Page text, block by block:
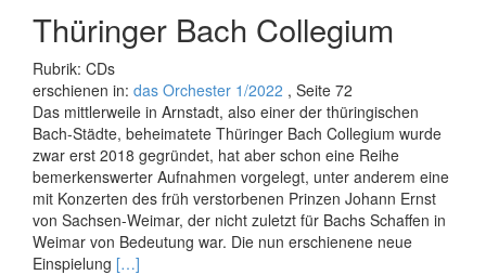
Thüringer Bach Collegium
Rubrik: CDs
erschienen in: das Orchester 1/2022 , Seite 72
Das mittlerweile in Arnstadt, also einer der thüringischen
Bach-Städte, beheimatete Thüringer Bach Collegium wurde
zwar erst 2018 gegründet, hat aber schon eine Reihe
bemerkenswerter Aufnahmen vorgelegt, unter anderem eine
mit Konzerten des früh verstorbenen Prinzen Johann Ernst
von Sachsen-Weimar, der nicht zuletzt für Bachs Schaffen in
Weimar von Bedeutung war. Die nun erschienene neue
Einspielung Read
[…]